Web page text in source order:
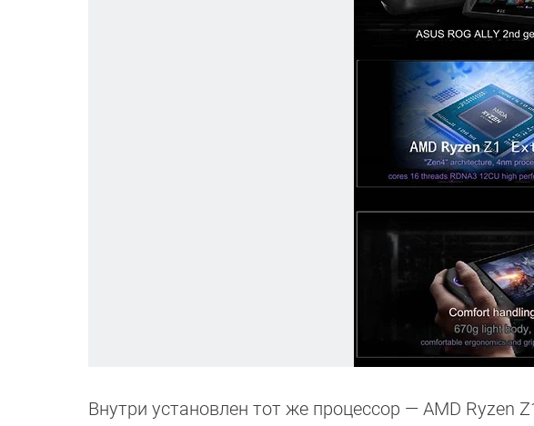
Внутри установлен тот же процессор — AMD Ryzen